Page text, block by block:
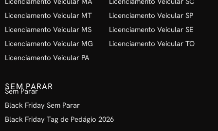
Licenciamento Veicular MT
Licenciamento Veicular MS
Licenciamento Veicular MG
Licenciamento Veicular PA
Licenciamento Veicular SP
Licenciamento Veicular SE
Licenciamento Veicular TO
SEM PARAR
Sem Parar
Black Friday Sem Parar
Black Friday Tag de Pedágio 2026